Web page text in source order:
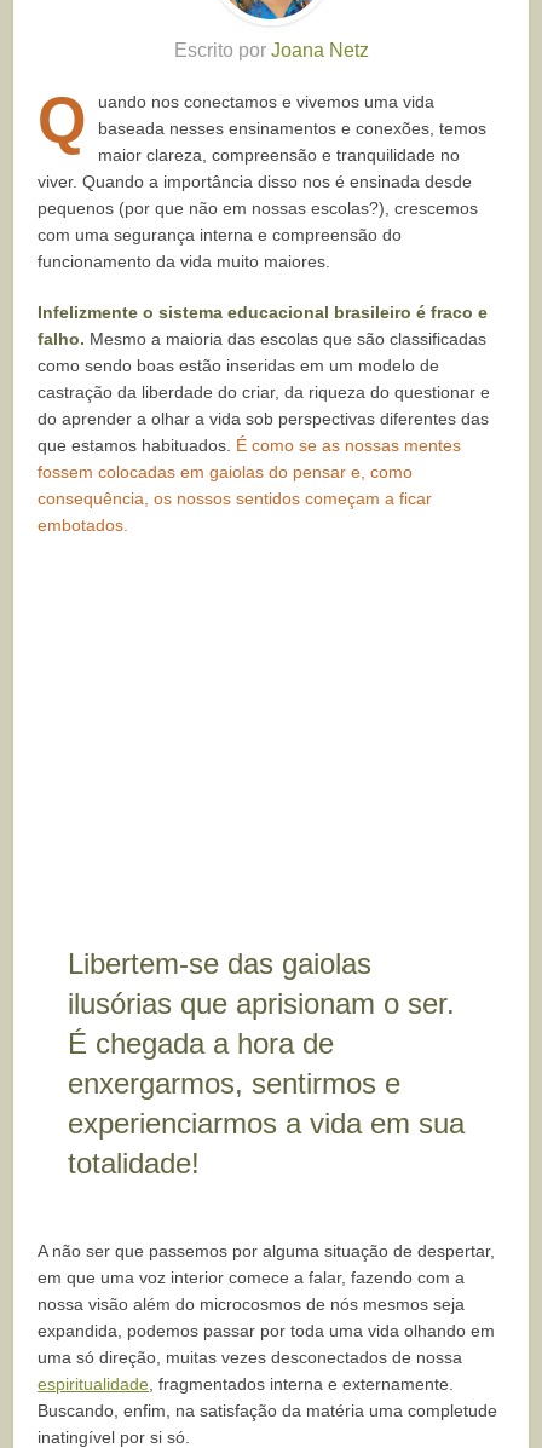
Escrito por Joana Netz
Q
uando nos conectamos e vivemos uma vida
baseada nesses ensinamentos e conexões, temos
maior clareza, compreensão e tranquilidade no
viver. Quando a importância disso nos é ensinada desde
pequenos (por que não em nossas escolas?), crescemos
com uma segurança interna e compreensão do
funcionamento da vida muito maiores.
Infelizmente o sistema educacional brasileiro é fraco e
falho. Mesmo a maioria das escolas que são classificadas
como sendo boas estão inseridas em um modelo de
castração da liberdade do criar, da riqueza do questionar e
do aprender a olhar a vida sob perspectivas diferentes das
que estamos habituados. É como se as nossas mentes
fossem colocadas em gaiolas do pensar e, como
consequência, os nossos sentidos começam a ficar
embotados.
Libertem-se das gaiolas
ilusórias que aprisionam o ser.
É chegada a hora de
enxergarmos, sentirmos e
experienciarmos a vida em sua
totalidade!
A não ser que passemos por alguma situação de despertar,
em que uma voz interior comece a falar, fazendo com a
nossa visão além do microcosmos de nós mesmos seja
expandida, podemos passar por toda uma vida olhando em
uma só direção, muitas vezes desconectados de nossa
espiritualidade , fragmentados interna e externamente.
Buscando, enfim, na satisfação da matéria uma completude
inatingível por si só.